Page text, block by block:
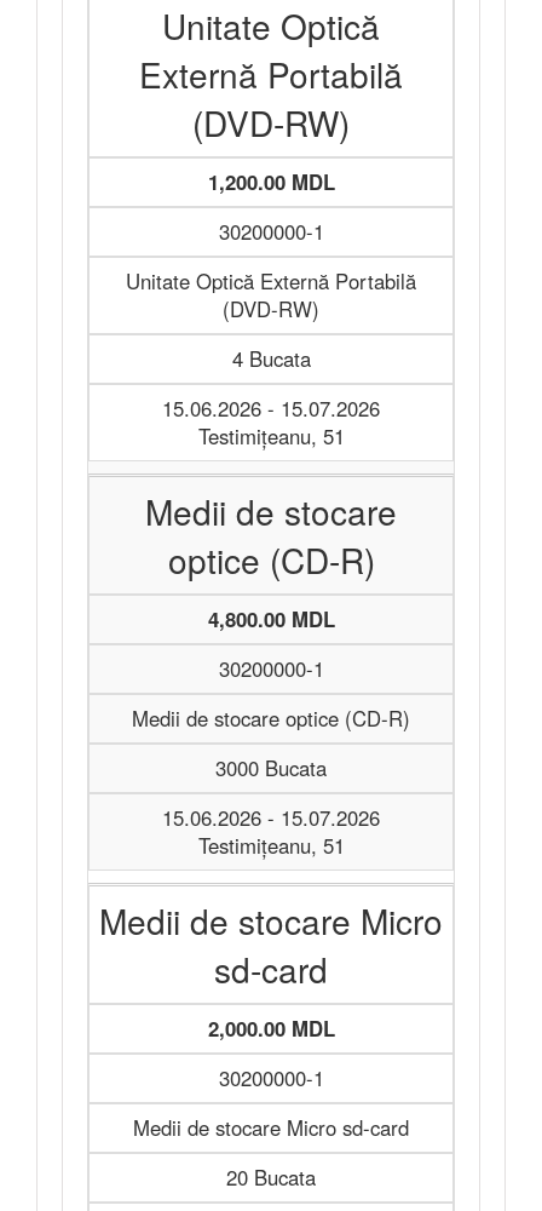
Unitate Optică
Externă Portabilă
(DVD-RW)
1,200.00 MDL
30200000-1
Unitate Optică Externă Portabilă
(DVD-RW)
4 Bucata
15.06.2026 - 15.07.2026
Testimițeanu, 51
Medii de stocare
optice (CD-R)
4,800.00 MDL
30200000-1
Medii de stocare optice (CD-R)
3000 Bucata
15.06.2026 - 15.07.2026
Testimițeanu, 51
Medii de stocare Micro
sd-card
2,000.00 MDL
30200000-1
Medii de stocare Micro sd-card
20 Bucata